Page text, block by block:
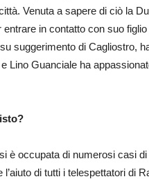
Venuta a sapere di ciò la
entrare in contatto con suo
suggerimento di Cagliostro,
Lino Guanciale ha
è occupata di numerosi casi
l’aiuto di tutti i telespettatori di